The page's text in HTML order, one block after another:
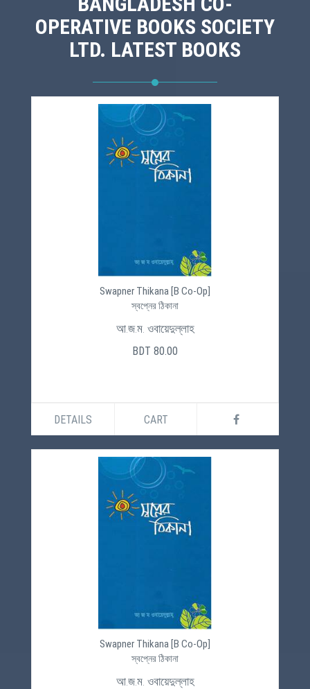
OPERATIVE BOOKS SOCIETY
LTD. LATEST BOOKS
Swapner Thikana [B Co-Op]
স্বপ্নের ঠিকানা
আ.জ.ম. ওবায়েদুল্লাহ
BDT 80.00
DETAILS CART
Swapner Thikana [B Co-Op]
স্বপ্নের ঠিকানা
আ.জ.ম. ওবায়েদুল্লাহ